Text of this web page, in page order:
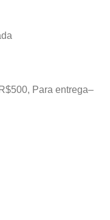
Para entrega–